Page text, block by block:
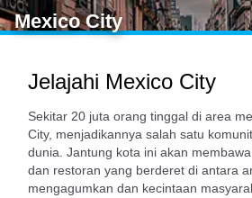
Mexico City
Jelajahi Mexico City
Sekitar 20 juta orang tinggal di area
City, menjadikannya salah satu
dunia. Jantung kota ini akan
dan restoran yang berderet di antara
mengagumkan dan kecintaan